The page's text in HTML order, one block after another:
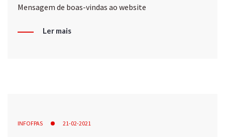
Mensagem de boas-vindas ao website
Ler mais
INFOFPAS 21-02-2021